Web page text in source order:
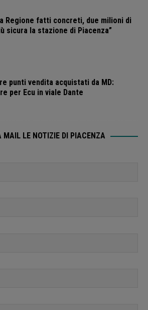
Regione fatti concreti, due milioni di
sicura la stazione di Piacenza”
punti vendita acquistati da MD:
per Ecu in viale Dante
MAIL LE NOTIZIE DI PIACENZA